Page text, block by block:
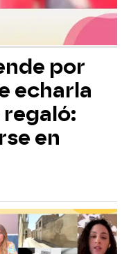
por
echarla
regaló:
en